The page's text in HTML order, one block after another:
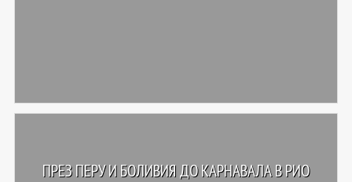
ПРЕЗ ПЕРУ И БОЛИВИЯ ДО КАРНАВАЛА В РИО